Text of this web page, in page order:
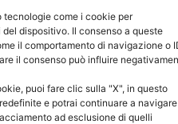
tecnologie come i cookie per
dispositivo. Il consenso a queste
il comportamento di navigazione o
il consenso può influire
puoi fare clic sulla "X", in questo
e potrai continuare a navigare
ad esclusione di quelli